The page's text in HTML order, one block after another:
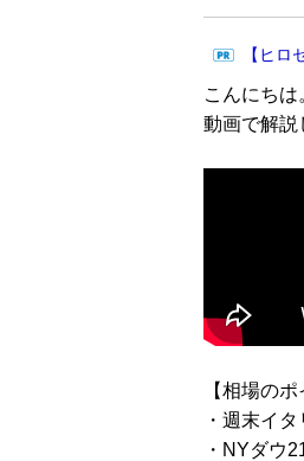
【ヒロ
こんにち
動画で解説
【相場のポ
・週末イ
・NYダウ